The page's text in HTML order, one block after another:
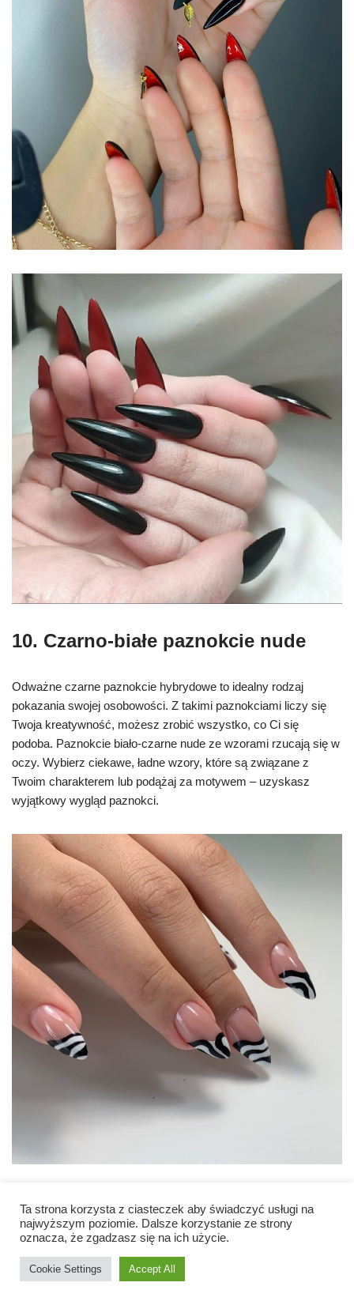
10. Czarno-białe paznokcie nude
Odważne czarne paznokcie hybrydowe to idealny rodzaj
pokazania swojej osobowości. Z takimi paznokciami liczy się
Twoja kreatywność, możesz zrobić wszystko, co Ci się
podoba. Paznokcie biało-czarne nude ze wzorami rzucają się w
oczy. Wybierz ciekawe, ładne wzory, które są związane z
Twoim charakterem lub podążaj za motywem – uzyskasz
wyjątkowy wygląd paznokci.
Ta strona korzysta z ciasteczek aby świadczyć usługi na
najwyższym poziomie. Dalsze korzystanie ze strony
oznacza, że zgadzasz się na ich użycie.
Cookie Settings Accept All